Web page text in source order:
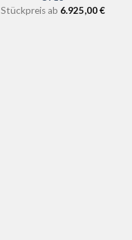
Stückpreis ab 6.925,00€